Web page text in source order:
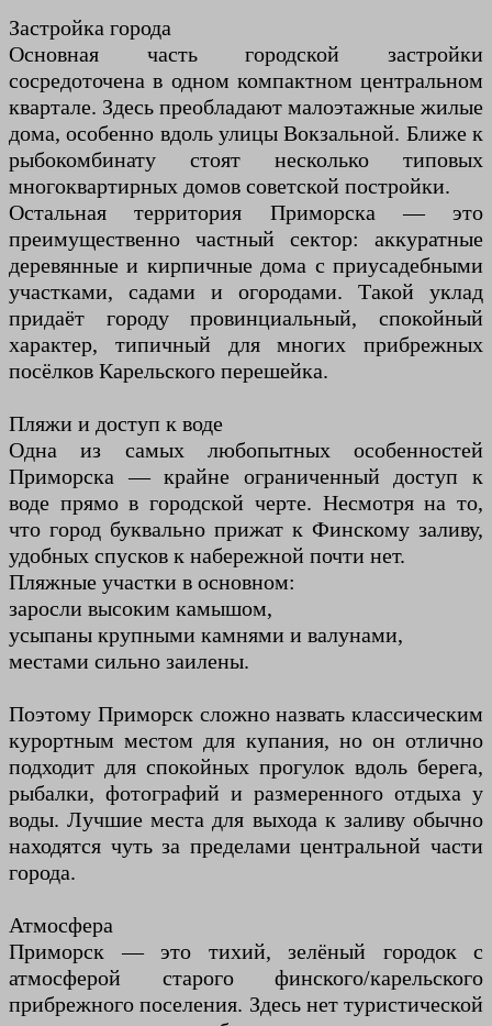
Застройка города
Основная часть городской застройки
сосредоточена в одном компактном центральном
квартале. Здесь преобладают малоэтажные жилые
дома, особенно вдоль улицы Вокзальной. Ближе к
рыбокомбинату стоят несколько типовых
многоквартирных домов советской постройки.
Остальная территория Приморска — это
преимущественно частный сектор: аккуратные
деревянные и кирпичные дома с приусадебными
участками, садами и огородами. Такой уклад
придаёт городу провинциальный, спокойный
характер, типичный для многих прибрежных
посёлков Карельского перешейка.
Пляжи и доступ к воде
Одна из самых любопытных особенностей
Приморска — крайне ограниченный доступ к
воде прямо в городской черте. Несмотря на то,
что город буквально прижат к Финскому заливу,
удобных спусков к набережной почти нет.
Пляжные участки в основном:
заросли высоким камышом,
усыпаны крупными камнями и валунами,
местами сильно заилены.
Поэтому Приморск сложно назвать классическим
курортным местом для купания, но он отлично
подходит для спокойных прогулок вдоль берега,
рыбалки, фотографий и размеренного отдыха у
воды. Лучшие места для выхода к заливу обычно
находятся чуть за пределами центральной части
города.
Атмосфера
Приморск — это тихий, зелёный городок с
атмосферой старого финского/карельского
прибрежного поселения. Здесь нет туристической